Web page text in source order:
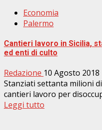
Economia
Palermo
Cantieri lavoro in Sicilia,
ed enti di culto
Redazione 10 Agosto 2018
Stanziati settanta milioni
cantieri lavoro per
Leggi tutto